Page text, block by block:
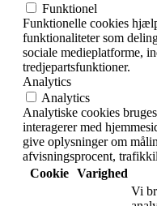
Funktionel
Funktionelle cookies
funktionaliteter som
sociale medieplatforme,
tredjepartsfunktioner.
Analytics
Analytics
Analytiske cookies
interagerer med
give oplysninger om
afvisningsprocent,
Cookie Varighed
Vi